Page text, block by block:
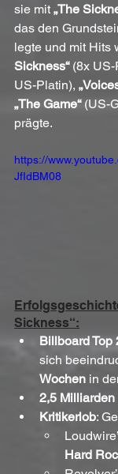
sie mit „The
das den
legte und mit Hits
Sickness“ (8x US-
US-Platin),
„The Game“ (US-
prägte.
https://
JfIdBM08
Sickness“:
Billboard Top
sich
Wochen in
2,5 Milliarden
Kritikerlob:
Hard